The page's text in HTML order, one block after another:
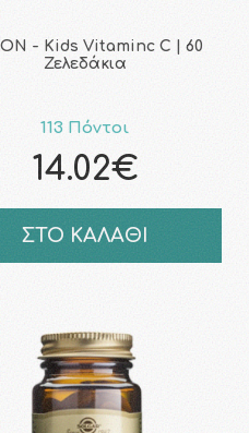
- Kids Vitaminc C | 60
Ζελεδάκια
113 Πόντοι
14.02€
ΣΤΟ ΚΑΛΑΘΙ